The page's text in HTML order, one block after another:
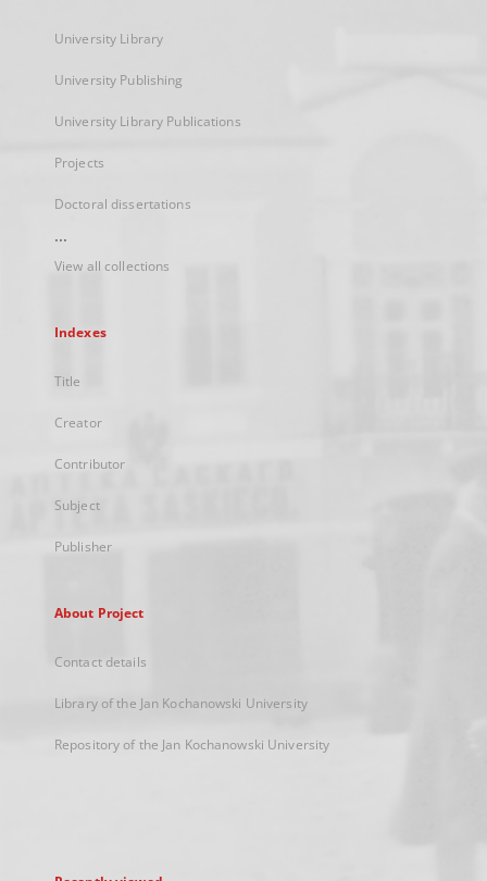
University Library
University Publishing
University Library Publications
Projects
Doctoral dissertations
...
View all collections
Indexes
Title
Creator
Contributor
Subject
Publisher
About Project
Contact details
Library of the Jan Kochanowski University
Repository of the Jan Kochanowski University